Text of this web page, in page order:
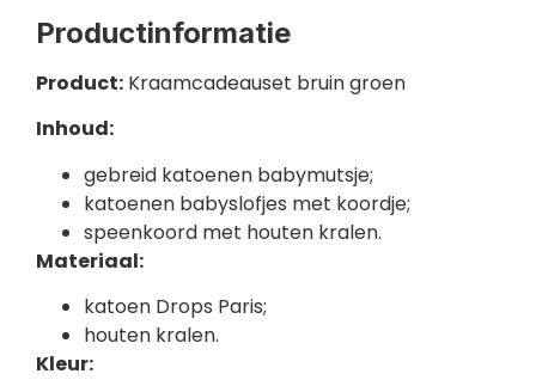
Productinformatie
Product: Kraamcadeauset bruin groen
Inhoud:
gebreid katoenen babymutsje;
katoenen babyslofjes met koordje;
speenkoord met houten kralen.
Materiaal:
katoen Drops Paris;
houten kralen.
Kleur: